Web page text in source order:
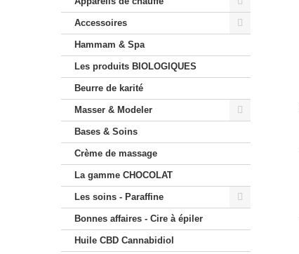
Accessoires
Hammam & Spa
Les produits BIOLOGIQUES
Beurre de karité
Masser & Modeler
Bases & Soins
Crème de massage
La gamme CHOCOLAT
Les soins - Paraffine
Bonnes affaires - Cire à épiler
Huile CBD Cannabidiol